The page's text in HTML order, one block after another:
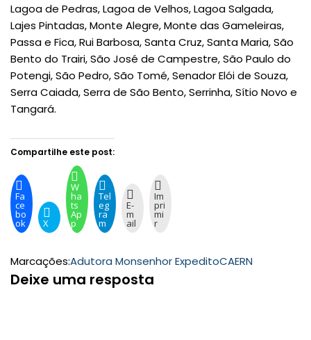
Lagoa de Pedras, Lagoa de Velhos, Lagoa Salgada,
Lajes Pintadas, Monte Alegre, Monte das Gameleiras,
Passa e Fica, Rui Barbosa, Santa Cruz, Santa Maria, São
Bento do Trairi, São José de Campestre, São Paulo do
Potengi, São Pedro, São Tomé, Senador Elói de Souza,
Serra Caiada, Serra de São Bento, Serrinha, Sítio Novo e
Tangará.
Compartilhe este post:
Fa
ce
bo
ok X
W
ha
ts
Ap
p
Tel
eg
ra
m
E-
m
ail
Im
pri
mi
r
Marcações:Adutora Monsenhor ExpeditoCAERN
Deixe uma resposta